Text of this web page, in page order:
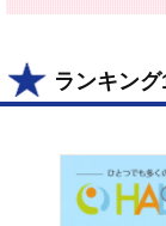
ランキン